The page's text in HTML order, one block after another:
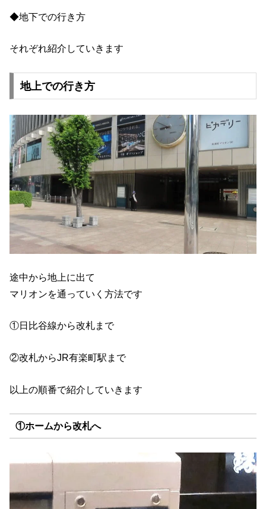
◆地下での行き方
それぞれ紹介していきます
地上での行き方
途中から地上に出て
マリオンを通っていく方法です
①日比谷線から改札まで
②改札からJR有楽町駅まで
以上の順番で紹介していきます
①ホームから改札へ